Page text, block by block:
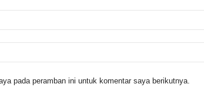
pada peramban ini untuk komentar saya berikutnya.